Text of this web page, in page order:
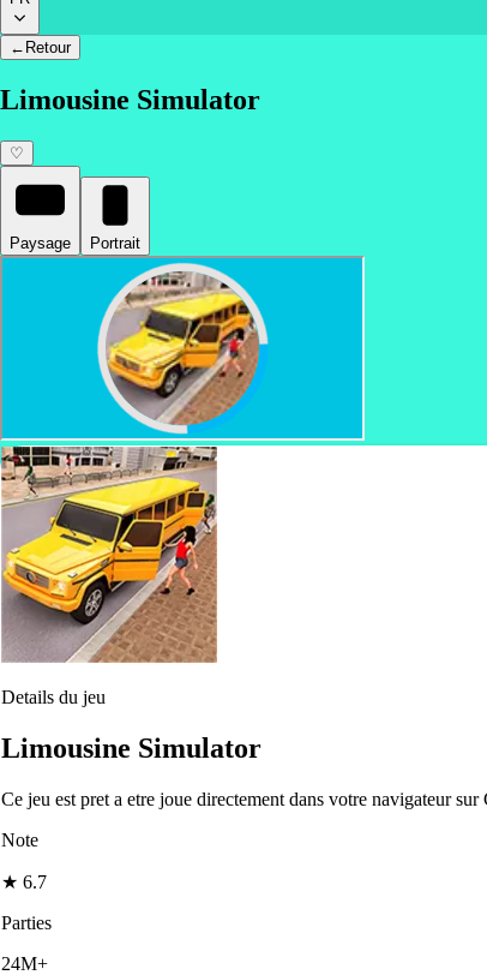
← Retour
Limousine Simulator
♡
Paysage Portrait
Details du jeu
Limousine Simulator
Ce jeu est pret a etre joue directement dans votre navigateur sur
Note
★ 6.7
Parties
24M+